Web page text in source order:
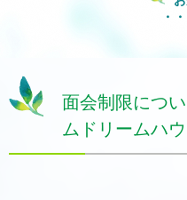
面会制限につ
ムドリームハ